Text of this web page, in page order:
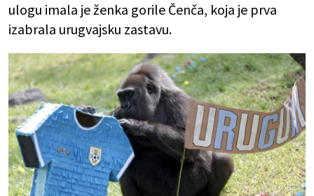
ulogu imala je ženka gorile Čenča, koja je prva
izabrala urugvajsku zastavu.